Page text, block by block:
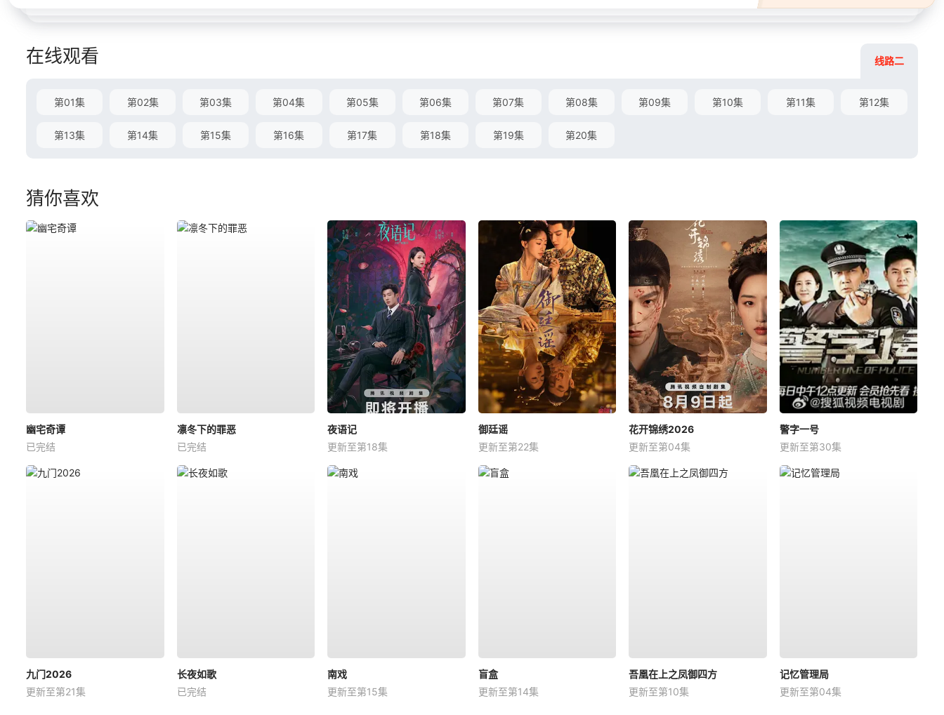
在线观看 线路二
第01集 第02集 第03集 第04集 第05集 第06集 第07集 第08集 第09集 第10集 第11集 第12集
第13集 第14集 第15集 第16集 第17集 第18集 第19集 第20集
猜你喜欢
幽宅奇谭
已完结
凛冬下的罪恶
已完结
夜语记
更新至第18集
御廷谣
更新至第22集
花开锦绣2026
更新至第04集
警字一号
更新至第30集
九门2026
更新至第21集
长夜如歌
已完结
南戏
更新至第15集
盲盒
更新至第14集
吾凰在上之凤御四方
更新至第10集
记忆管理局
更新至第04集